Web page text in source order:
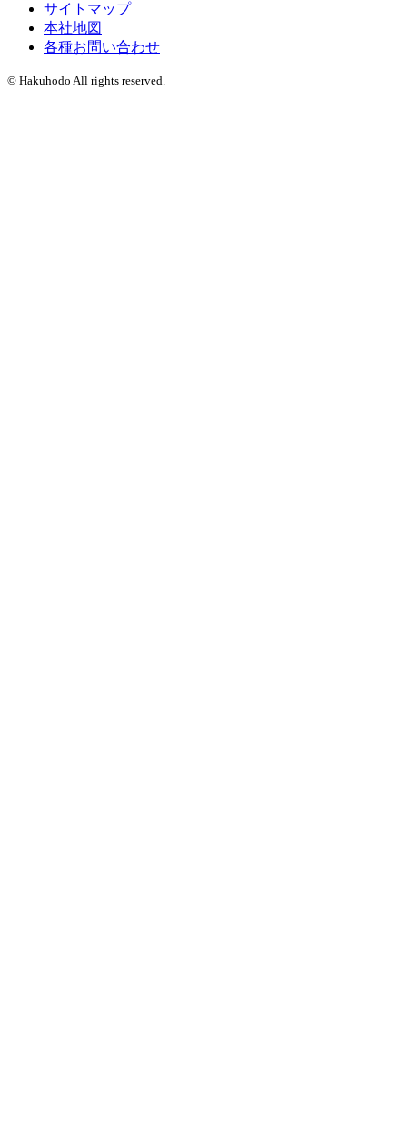
サイトマップ
本社地図
各種お問い合わせ
© Hakuhodo All rights reserved.